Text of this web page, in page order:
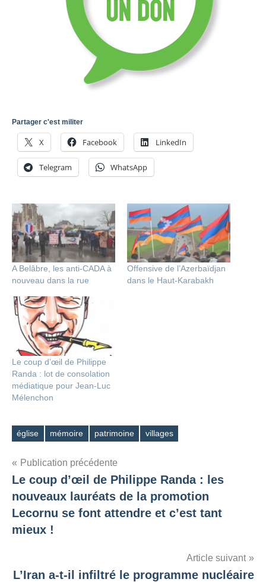
Partager c'est militer
X Facebook LinkedIn
Telegram WhatsApp
A Belâbre, les anti-CADA à
nouveau dans la rue
Offensive de l’Azerbaïdjan
dans le Haut-Karabakh
Le coup d’œil de Philippe
Randa : lot de consolation
médiatique pour Jean-Luc
Mélenchon
Étiquettes
église mémoire patrimoine villages
Navigation
de
l’article
Publication précédente
Le coup d’œil de Philippe Randa : les
nouveaux lauréats de la promotion
Lecornu se font attendre et c’est tant
mieux !
Article suivant
L’Iran a-t-il infiltré le programme nucléaire